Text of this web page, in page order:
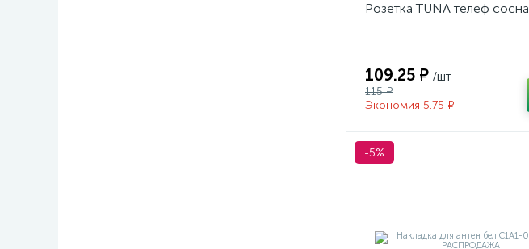
Розетка TUNA телеф сосна
109.25 ₽ /шт
115 ₽
Экономия 5.75 ₽
-5%